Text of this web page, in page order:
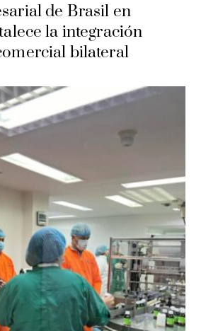
de Brasil en
la integración
bilateral